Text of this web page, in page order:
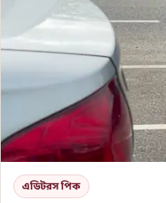
এডিটরস পিক